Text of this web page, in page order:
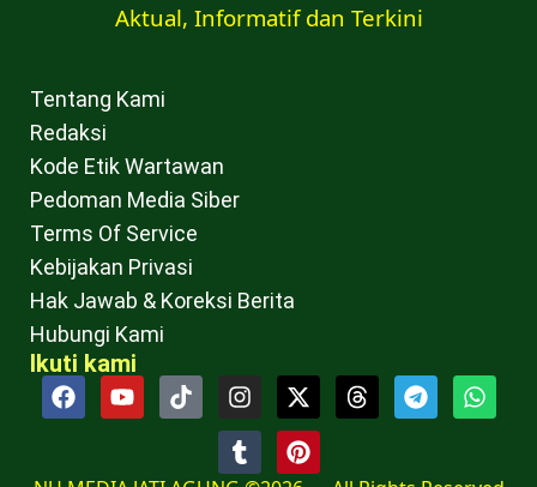
Aktual, Informatif dan Terkini
Tentang Kami
Redaksi
Kode Etik Wartawan
Pedoman Media Siber
Terms Of Service
Kebijakan Privasi
Hak Jawab & Koreksi Berita
Hubungi Kami
Ikuti kami